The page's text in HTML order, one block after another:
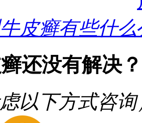
皮癣有些什么
还没有解决？
虑以下方式咨询